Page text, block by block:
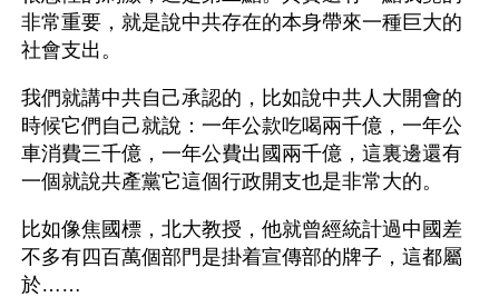
非常重要，就是說中共存在的本身帶來一種巨大的
社會支出。
我們就講中共自己承認的，比如說中共人大開會的
時候它們自己就說：一年公款吃喝兩千億，一年公
車消費三千億，一年公費出國兩千億，這裏邊還有
一個就說共產黨它這個行政開支也是非常大的。
比如像焦國標，北大教授，他就曾經統計過中國差
不多有四百萬個部門是掛着宣傳部的牌子，這都屬
於……